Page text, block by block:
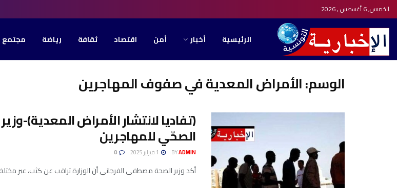
الخميس, 6 أغسطس , 2026
الرئيسية أخبار أمن اقتصاد ثقافة رياضة مجتمع
الوسم:الأمراض المعدية في صفوف المهاجرين
(تفاديا لانتشار الأمراض المعدية)-
الصحّي للمهاجرين
BYADMIN
أكد وزير الصحة مصطفى الفرجاني أن الوزارة تراقب عن كثب، عبر